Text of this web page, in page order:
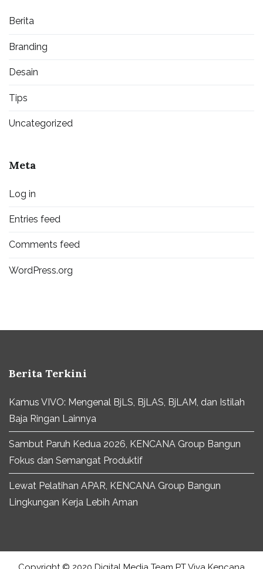
Berita
Branding
Desain
Tips
Uncategorized
Meta
Log in
Entries feed
Comments feed
WordPress.org
Berita Terkini
Kamus VIVO: Mengenal BjLS, BjLAS, BjLAM, dan Istilah
Baja Ringan Lainnya
Sambut Paruh Kedua 2026, KENCANA Group Bangun
Fokus dan Semangat Produktif
Lewat Pelatihan APAR, KENCANA Group Bangun
Lingkungan Kerja Lebih Aman